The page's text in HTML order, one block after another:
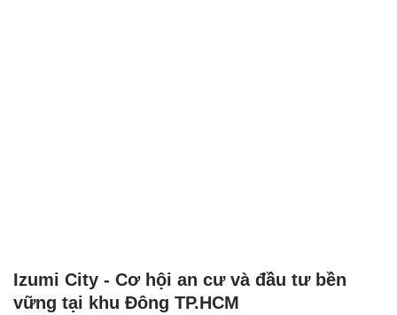
Izumi City - Cơ hội an cư và đầu tư bền
vững tại khu Đông TP.HCM